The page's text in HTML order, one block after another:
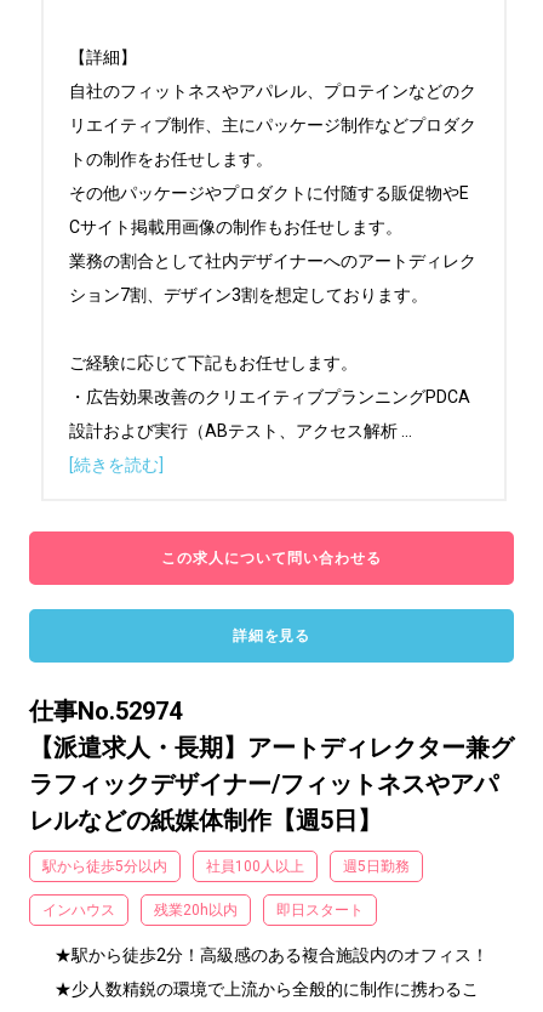
【詳細】
自社のフィットネスやアパレル、プロテインなどのク
リエイティブ制作、主にパッケージ制作などプロダク
トの制作をお任せします。
その他パッケージやプロダクトに付随する販促物やE
Cサイト掲載用画像の制作もお任せします。
業務の割合として社内デザイナーへのアートディレク
ション7割、デザイン3割を想定しております。
ご経験に応じて下記もお任せします。
・広告効果改善のクリエイティブプランニングPDCA
設計および実行（ABテスト、アクセス解析
[続きを読む]
この求人について問い合わせる
詳細を見る
仕事No.52974
【派遣求人・長期】アートディレクター兼グ
ラフィックデザイナー/フィットネスやアパ
レルなどの紙媒体制作【週5日】
駅から徒歩5分以内 社員100人以上 週5日勤務
インハウス 残業20h以内 即日スタート
★駅から徒歩2分！高級感のある複合施設内のオフィス！
★少人数精鋭の環境で上流から全般的に制作に携わるこ